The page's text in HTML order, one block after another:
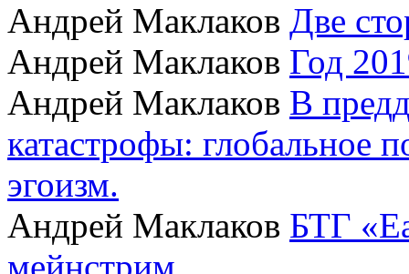
Андрей Маклаков Две
Андрей Маклаков Год
Андрей Маклаков В
катастрофы: глобальное
эгоизм.
Андрей Маклаков БТГ